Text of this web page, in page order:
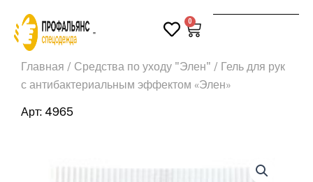
содержимому
0
Корзина
Главная / Средства по уходу "Элен" / Гель для рук
с антибактериальным эффектом «Элен»
Арт: 4965